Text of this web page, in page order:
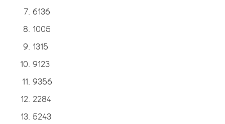
6136
1005
1315
9123
9356
2284
5243